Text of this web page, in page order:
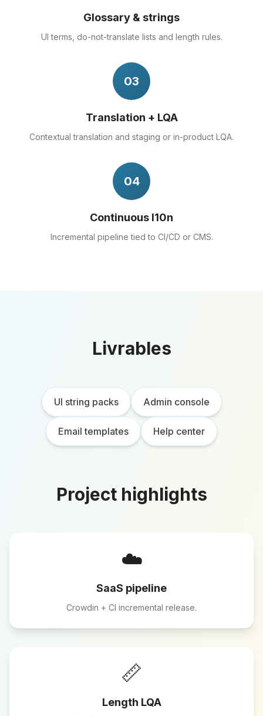
Glossary & strings
UI terms, do-not-translate lists and length rules.
03
Translation + LQA
Contextual translation and staging or in-product LQA.
04
Continuous l10n
Incremental pipeline tied to CI/CD or CMS.
Livrables
UI string packs Admin console
Email templates Help center
Project highlights
☁️
SaaS pipeline
Crowdin + CI incremental release.
📏
Length LQA